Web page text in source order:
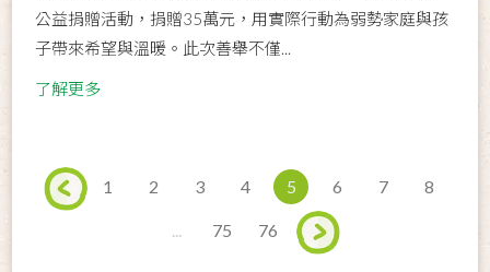
公益捐贈活動，捐贈35萬元，用實際行動為弱勢家庭與孩
子帶來希望與溫暖。此次善舉不僅...
了解更多
1 2 3 4 5 6 7 8
75 76